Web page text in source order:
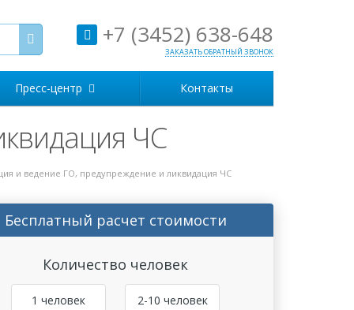
+7 (3452) 638-648
ЗАКАЗАТЬ ОБРАТНЫЙ ЗВОНОК
Пресс-центр Контакты
ЧС
и ведение ГО, предупреждение и ликвидация ЧС
Бесплатный расчет стоимости
Количество человек
1 человек 2-10 человек